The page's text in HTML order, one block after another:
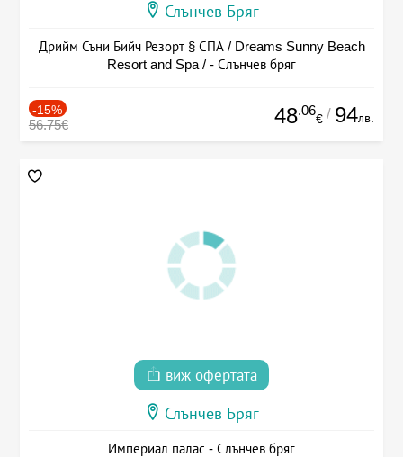
Слънчев Бряг
Дрийм Съни Бийч Резорт § СПА / Dreams Sunny Beach
Resort and Spa / - Слънчев бряг
-15%
56.75€ 48.06
€ / 94лв.
виж офертата
Слънчев Бряг
Империал палас - Слънчев бряг